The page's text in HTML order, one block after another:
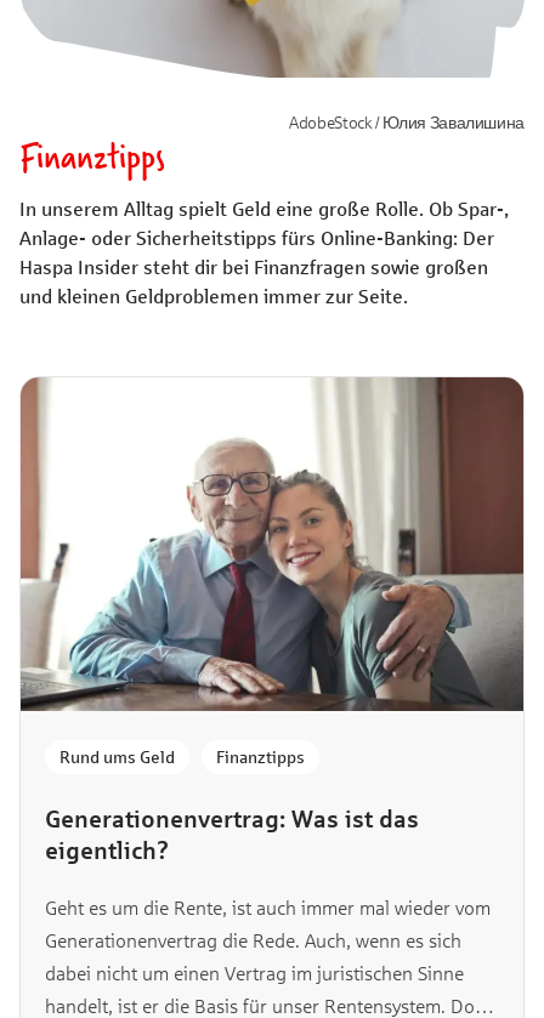
Finanztipps
In unserem Alltag spielt Geld eine große Rolle. Ob Spar-,
Anlage- oder Sicherheitstipps fürs Online-Banking: Der
Haspa Insider steht dir bei Finanzfragen sowie großen
und kleinen Geldproblemen immer zur Seite.
AdobeStock / Юлия Завалишина
Generationenvertrag: Was ist das
eigentlich?
Rund ums Geld Finanztipps
Geht es um die Rente, ist auch immer mal wieder vom
Generationenvertrag die Rede. Auch, wenn es sich
dabei nicht um einen Vertrag im juristischen Sinne
handelt, ist er die Basis für unser Rentensystem. Doch